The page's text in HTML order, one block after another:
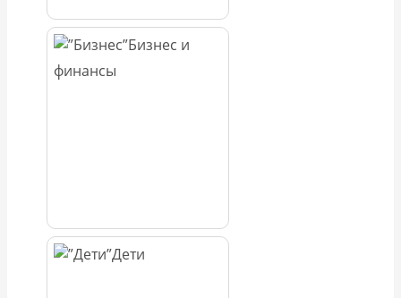
Бизнес и
финансы
Дети